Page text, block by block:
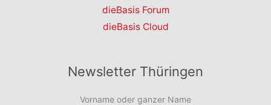
dieBasis Forum
dieBasis Cloud
Newsletter Thüringen
Vorname oder ganzer Name